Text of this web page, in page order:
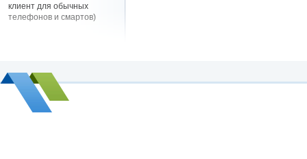
клиент для обычных
телефонов и смартов)